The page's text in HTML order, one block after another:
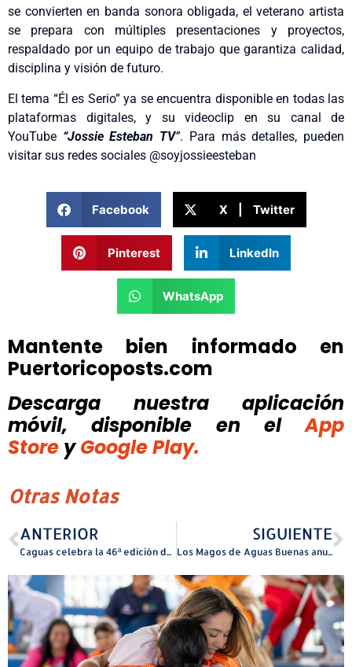
se convierten en banda sonora obligada, el veterano artista
se prepara con múltiples presentaciones y proyectos,
respaldado por un equipo de trabajo que garantiza calidad,
disciplina y visión de futuro.
El tema “Él es Serio” ya se encuentra disponible en todas las
plataformas digitales, y su videoclip en su canal de
YouTube “Jossie Esteban TV”. Para más detalles, pueden
visitar sus redes sociales @soyjossieesteban
Facebook X | Twitter
Pinterest LinkedIn
WhatsApp
Mantente bien informado en
Puertoricoposts.com
Descarga nuestra aplicación
móvil, disponible
en el
App
Store y Google Play.
Otras Notas
ANTERIOR
Caguas celebra la 46ª edición del Festival de Teatro Daniel Lugo
SIGUIENTE
Los Magos de Aguas Buenas anuncian su plantilla oficial para la temporada 2025-2026 de la Liga Puertorriqueña de Baloncesto Masculino